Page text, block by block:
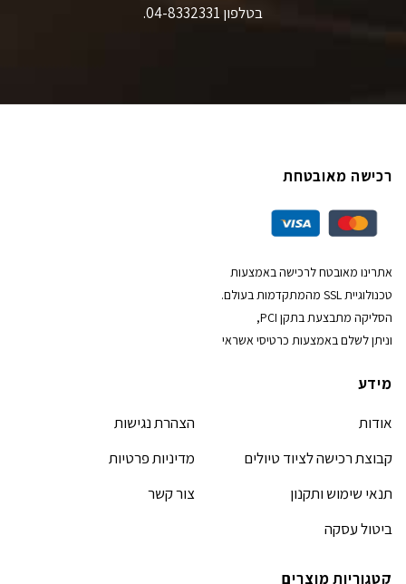
בטלפון 04-8332331.
רכישה מאובטחת
אתרינו מאובטח לרכישה באמצעות
טכנולוגיית SSL מהמתקדמות בעולם.
הסליקה מתבצעת בתקן PCI,
וניתן לשלם באמצעות כרטיסי אשראי
מידע
אודות
קבוצת רכישה לציוד טיולים
תנאי שימוש ותקנון
ביטול עסקה
הצהרת נגישות
מדיניות פרטיות
צור קשר
קטגוריות מוצרים